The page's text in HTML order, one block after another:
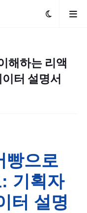
해하는 리액
터 설명서
빵으로
기획자
터 설명